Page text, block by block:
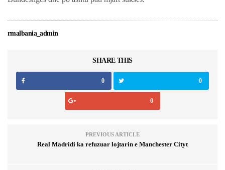
rmalbania_admin
SHARE THIS
0 0
0
PREVIOUS ARTICLE
Real Madridi ka refuzuar lojtarin e Manchester Cityt